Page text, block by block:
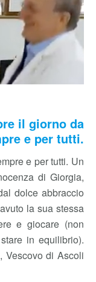
il giorno da
e per tutti.
e per tutti. Un
di Giorgia,
dolce abbraccio
la sua stessa
e giocare (non
in equilibrio).
di Ascoli